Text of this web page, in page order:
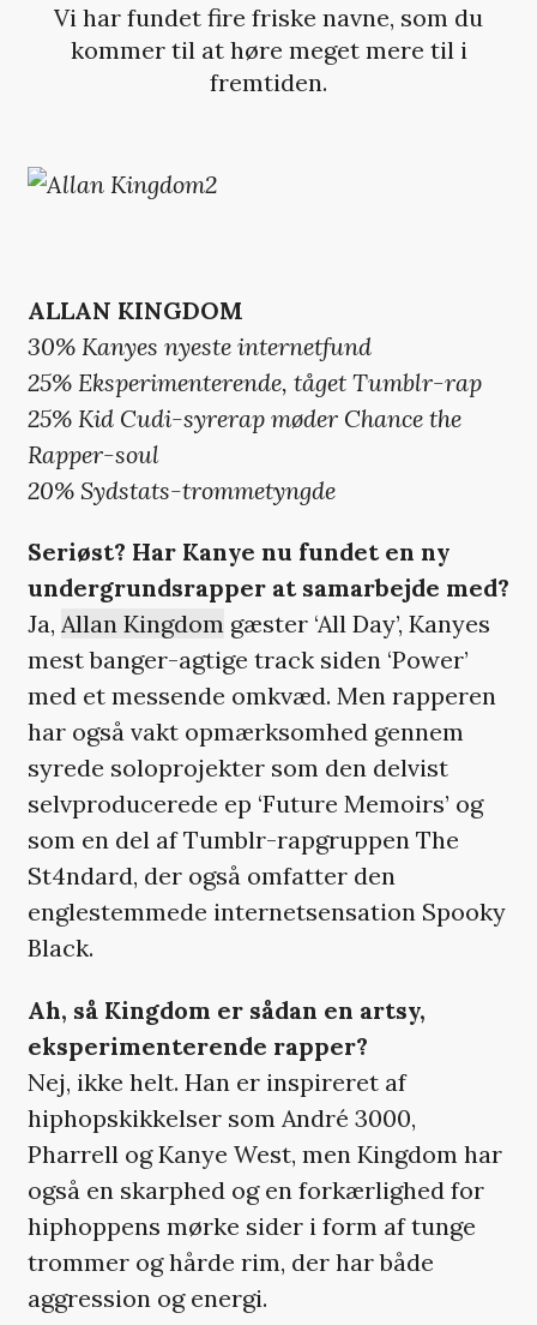
Vi har fundet fire friske navne, som du
kommer til at høre meget mere til i
fremtiden.
ALLAN KINGDOM
30% Kanyes nyeste internetfund
25% Eksperimenterende, tåget Tumblr-rap
25% Kid Cudi-syrerap møder Chance the
Rapper-soul
20% Sydstats-trommetyngde
Seriøst? Har Kanye nu fundet en ny
undergrundsrapper at samarbejde med?
Ja, Allan Kingdom gæster ‘All Day’, Kanyes
mest banger-agtige track siden ‘Power’
med et messende omkvæd. Men rapperen
har også vakt opmærksomhed gennem
syrede soloprojekter som den delvist
selvproducerede ep ‘Future Memoirs’ og
som en del af Tumblr-rapgruppen The
St4ndard, der også omfatter den
englestemmede internetsensation Spooky
Black.
Ah, så Kingdom er sådan en artsy,
eksperimenterende rapper?
Nej, ikke helt. Han er inspireret af
hiphopskikkelser som André 3000,
Pharrell og Kanye West, men Kingdom har
også en skarphed og en forkærlighed for
hiphoppens mørke sider i form af tunge
trommer og hårde rim, der har både
aggression og energi.